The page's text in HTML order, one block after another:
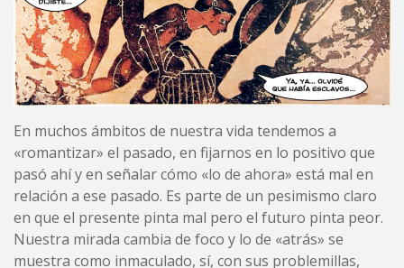
En muchos ámbitos de nuestra vida tendemos a
«romantizar» el pasado, en fijarnos en lo positivo que
pasó ahí y en señalar cómo «lo de ahora» está mal en
relación a ese pasado. Es parte de un pesimismo claro
en que el presente pinta mal pero el futuro pinta peor.
Nuestra mirada cambia de foco y lo de «atrás» se
muestra como inmaculado, sí, con sus problemillas,